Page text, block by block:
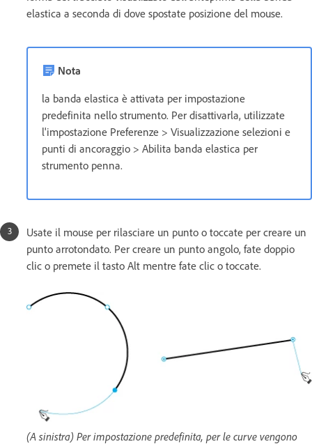
elastica a seconda di dove spostate posizione del mouse.
Nota
la banda elastica è attivata per impostazione
predefinita nello strumento. Per disattivarla, utilizzate
l'impostazione Preferenze > Visualizzazione selezioni e
punti di ancoraggio > Abilita banda elastica per
strumento penna.
Usate il mouse per rilasciare un punto o toccate per creare un
punto arrotondato. Per creare un punto angolo, fate doppio
clic o premete il tasto Alt mentre fate clic o toccate.
(A sinistra) Per impostazione predefinita, per le curve vengono